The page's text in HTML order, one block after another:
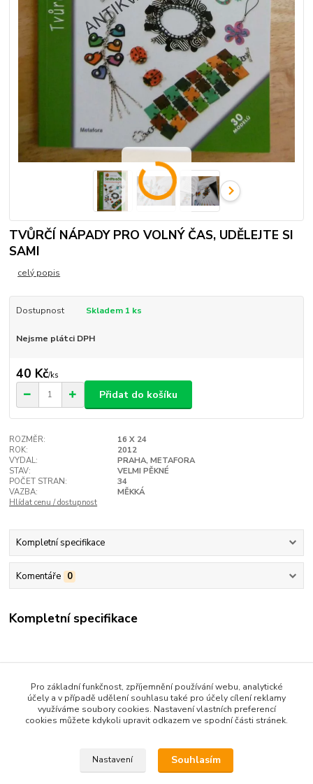
TVŮRČÍ NÁPADY PRO VOLNÝ ČAS, UDĚLEJTE SI
SAMI
celý popis
Dostupnost Skladem 1 ks
Nejsme plátci DPH
40 Kč/ks
Přidat do košíku
ROZMĚR:
16 X 24
ROK:
2012
VYDAL:
PRAHA, METAFORA
STAV:
VELMI PĚKNÉ
POČET STRAN:
34
VAZBA:
MĚKKÁ
Hlídat cenu / dostupnost
Kompletní specifikace
Komentáře 0
Kompletní specifikace
Zboží zařazeno v kategoriích
HOBBY, DOMÁCNOST, KUTILSTVÍ
Pro základní funkčnost, zpříjemnění používání webu, analytické
účely a v případě udělení souhlasu také pro účely cílení reklamy
využíváme soubory cookies. Nastavení vlastních preferencí
cookies můžete kdykoli upravit odkazem ve spodní části stránek.
Nastavení Souhlasím